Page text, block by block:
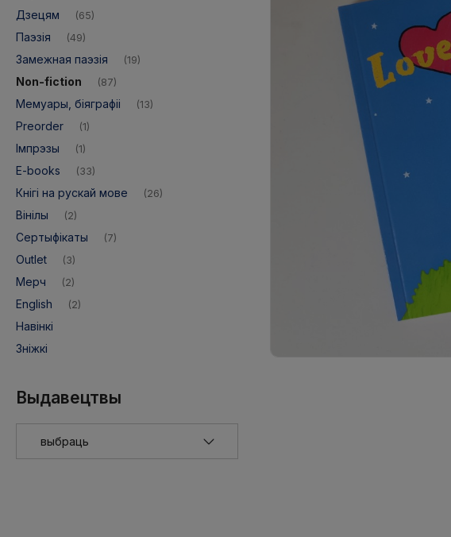
Дзецям (65)
Паэзія (49)
Замежная паэзія (19)
Non-fiction (87)
Мемуары, біяграфіі (13)
Preorder (1)
Імпрэзы (1)
E-books (33)
Кнігі на рускай мове (26)
Вінілы (2)
Сертыфікаты (7)
Outlet (3)
Мерч (2)
English (2)
Навінкі
Зніжкі
Выдавецтвы
Адпраўка: - Orlen Paczka